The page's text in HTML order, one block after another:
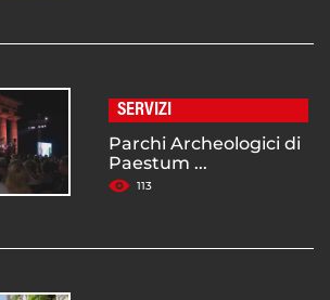
SERVIZI
Parchi Archeologici di
Paestum ...
113